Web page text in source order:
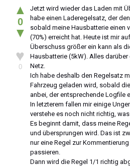
▲
0
▼
♥
0
Jetzt wird wieder das Laden mit
habe einen Laderegelsatz, der
sobald meine Hausbatterie einen
(70%) erreicht hat. Heute ist mir
Überschuss größer ein kann als
Hausbatterie (5kW). Alles
Netz.
Ich habe deshalb den Regelsatz
Fahrzeug geladen wird, sobald
anbei, der entsprechende Logfile
In letzterem fallen mir einige
verstehe es noch nicht richtig,
Es beginnt damit, dass meine
und übersprungen wird. Das ist
nur eine Regel zur
passieren.
Dann wird die Regel 1/1 richtig